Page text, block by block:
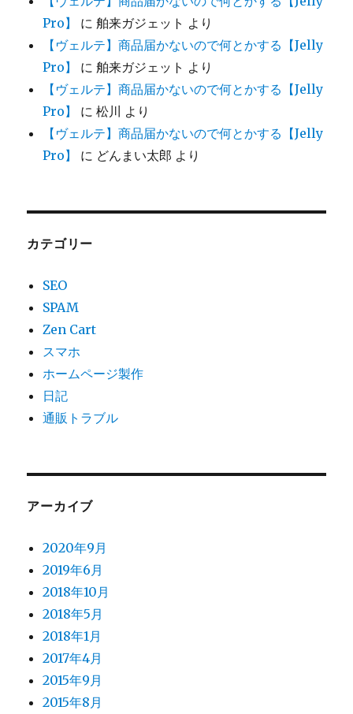
Pro】
に舶来ガジェット より
【ヴェルテ】商品届かないので何とかする【Jelly
Pro】
に舶来ガジェット より
【ヴェルテ】商品届かないので何とかする【Jelly
Pro】
に松川 より
【ヴェルテ】商品届かないので何とかする【Jelly
Pro】
に どんまい太郎 より
カテゴリー
SEO
SPAM
Zen Cart
スマホ
ホームページ製作
日記
通販トラブル
アーカイブ
2020年9月
2019年6月
2018年10月
2018年5月
2018年1月
2017年4月
2015年9月
2015年8月